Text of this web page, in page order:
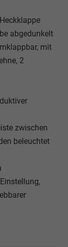
abgedunkelt
mit
2
zwischen
beleuchtet